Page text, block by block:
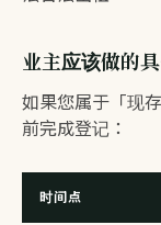
业主应该做的
如果您属于「现
前完成登记：
时间点